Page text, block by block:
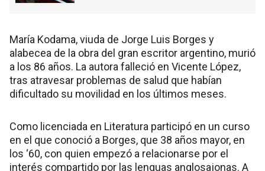
María Kodama, viuda de Jorge Luis Borges y
alabecea de la obra del gran escritor argentino, murió
a los 86 años. La autora falleció en Vicente López,
tras atravesar problemas de salud que habían
dificultado su movilidad en los últimos meses.
Como licenciada en Literatura participó en un curso
en el que conoció a Borges, que 38 años mayor, en
los ‘60, con quien empezó a relacionarse por el
interés compartido por las lenguas anglosajonas. A